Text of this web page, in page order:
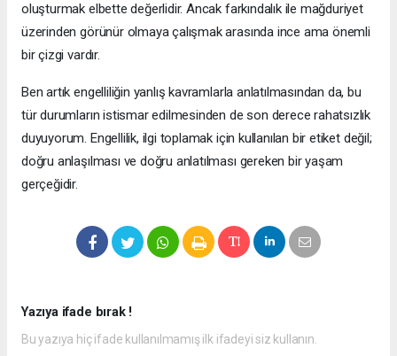
oluşturmak elbette değerlidir. Ancak farkındalık ile mağduriyet
üzerinden görünür olmaya çalışmak arasında ince ama önemli
bir çizgi vardır.
Ben artık engelliliğin yanlış kavramlarla anlatılmasından da, bu
tür durumların istismar edilmesinden de son derece rahatsızlık
duyuyorum. Engellilik, ilgi toplamak için kullanılan bir etiket değil;
doğru anlaşılması ve doğru anlatılması gereken bir yaşam
gerçeğidir.
Yazıya ifade bırak !
Bu yazıya hiç ifade kullanılmamış ilk ifadeyi siz kullanın.